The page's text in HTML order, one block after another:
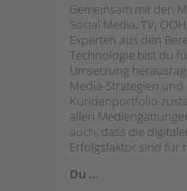
Gemeinsam mit den
Social Media, TV,
Experten aus den
Technologie bist du
Umsetzung
Media-Strategien
Kundenportfolio
allen
auch, dass die
Erfolgsfaktor sind für
Du …